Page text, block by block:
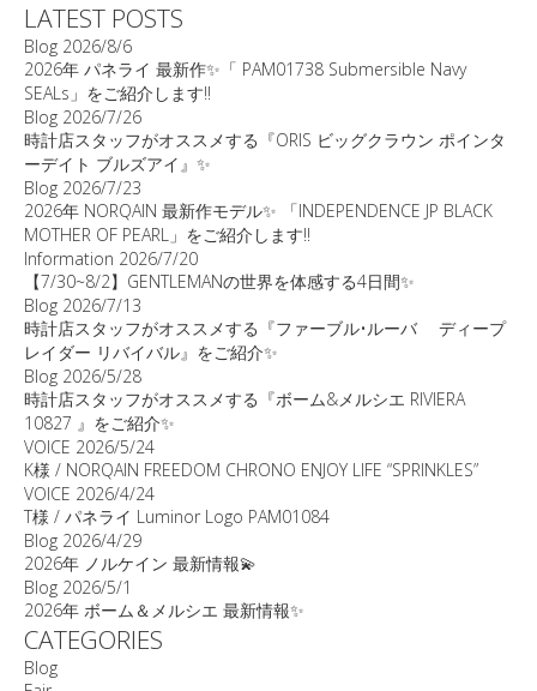
LATEST POSTS
Blog 2026/8/6
2026年 パネライ 最新作✨「 PAM01738 Submersible Navy
SEALs」をご紹介します‼️
Blog 2026/7/26
時計店スタッフがオススメする『ORIS ビッグクラウン ポインタ
ーデイト ブルズアイ』✨
Blog 2026/7/23
2026年 NORQAIN 最新作モデル✨ 「INDEPENDENCE JP BLACK
MOTHER OF PEARL」をご紹介します‼️
Information 2026/7/20
【7/30~8/2】GENTLEMANの世界を体感する4日間✨
Blog 2026/7/13
時計店スタッフがオススメする『ファーブル•ルーバ ディープ
レイダー リバイバル』をご紹介✨
Blog 2026/5/28
時計店スタッフがオススメする『ボーム&メルシエ RIVIERA
10827 』をご紹介✨
VOICE 2026/5/24
K様 / NORQAIN FREEDOM CHRONO ENJOY LIFE “SPRINKLES”
VOICE 2026/4/24
T様 / パネライ Luminor Logo PAM01084
Blog 2026/4/29
2026年 ノルケイン 最新情報💫
Blog 2026/5/1
2026年 ボーム＆メルシエ 最新情報✨
CATEGORIES
Blog